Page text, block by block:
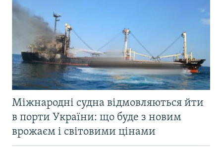
Міжнародні судна відмовляються йти
в порти України: що буде з новим
врожаєм і світовими цінами